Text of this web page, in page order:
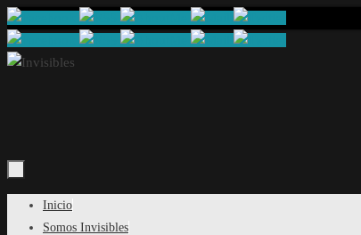
Saltar
al
contenido
Saltar
Inicio
Somos Invisibles